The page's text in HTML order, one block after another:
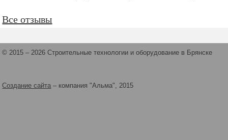
Все отзывы
© 2015 – 2026 Строительные технологии и оборудование в Брянске
Создание сайта – компания "Альма", 2015